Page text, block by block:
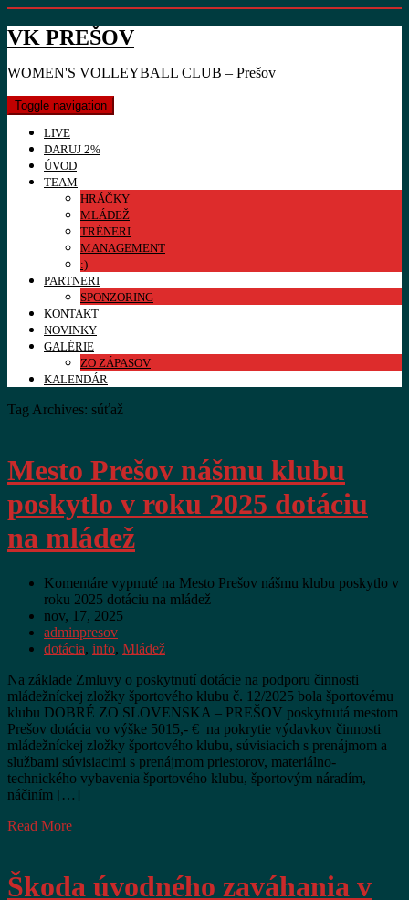
VK PREŠOV
WOMEN'S VOLLEYBALL CLUB – Prešov
Toggle navigation
LIVE
DARUJ 2%
ÚVOD
TEAM
HRÁČKY
MLÁDEŽ
TRÉNERI
MANAGEMENT
:)
PARTNERI
SPONZORING
KONTAKT
NOVINKY
GALÉRIE
ZO ZÁPASOV
KALENDÁR
Tag Archives: súťaž
Mesto Prešov nášmu klubu
poskytlo v roku 2025 dotáciu
na mládež
Komentáre vypnuté na Mesto Prešov nášmu klubu poskytlo v
roku 2025 dotáciu na mládež
nov, 17, 2025
adminpresov
dotácia, info, Mládež
Na základe Zmluvy o poskytnutí dotácie na podporu činnosti
mládežníckej zložky športového klubu č. 12/2025 bola športovému
klubu DOBRÉ ZO SLOVENSKA – PREŠOV poskytnutá mestom
Prešov dotácia vo výške 5015,- € na pokrytie výdavkov činnosti
mládežníckej zložky športového klubu, súvisiacich s prenájmom a
službami súvisiacimi s prenájmom priestorov, materiálno-
technického vybavenia športového klubu, športovým náradím,
náčiním […]
Read More
Škoda úvodného zaváhania v